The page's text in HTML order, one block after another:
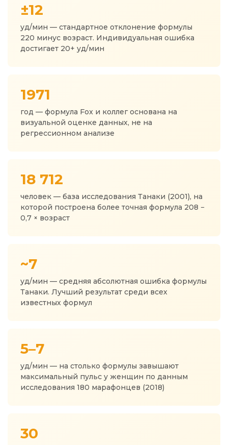
±12
уд/мин — стандартное отклонение формулы
220 минус возраст. Индивидуальная ошибка
достигает 20+ уд/мин
1971
год — формула Fox и коллег основана на
визуальной оценке данных, не на
регрессионном анализе
18 712
человек — база исследования Танаки (2001), на
которой построена более точная формула 208 −
0,7 × возраст
~7
уд/мин — средняя абсолютная ошибка формулы
Танаки. Лучший результат среди всех
известных формул
5–7
уд/мин — на столько формулы завышают
максимальный пульс у женщин по данным
исследования 180 марафонцев (2018)
30